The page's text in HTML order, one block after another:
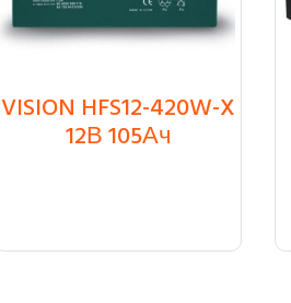
₸93 600
VISION HFS12-420W-X
12В 105Ач